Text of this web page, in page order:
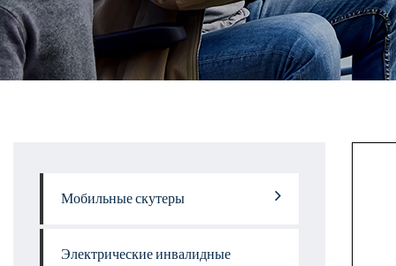
Мобильные скутеры
Электрические инвалидные